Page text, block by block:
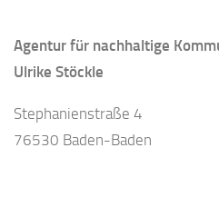
Agentur für nachhaltige
Ulrike Stöckle
Stephanienstraße 4
76530 Baden-Baden